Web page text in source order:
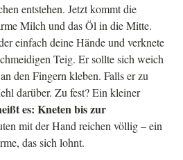
entstehen. Jetzt kommt die
Milch und das Öl in die Mitte.
einfach deine Hände und verknete
Teig. Er sollte sich weich
den Fingern kleben. Falls er zu
darüber. Zu fest? Ein kleiner
es: Kneten bis zur
mit der Hand reichen völlig – ein
das sich lohnt.